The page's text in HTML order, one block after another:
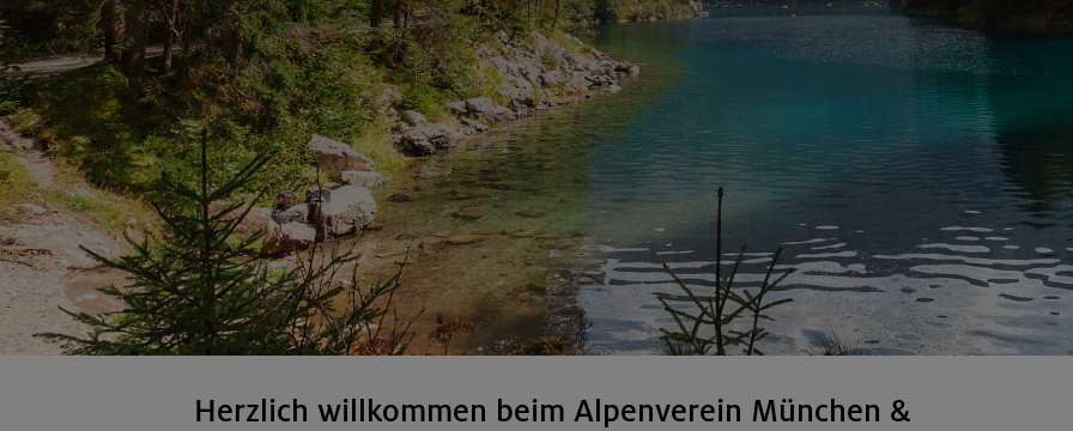
Herzlich willkommen beim Alpenverein München &